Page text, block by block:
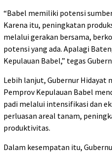
“Babel memiliki potensi
Karena itu, peningkatan
melalui gerakan bersama,
potensi yang ada. Apalagi
Kepulauan Babel,” tegas
Lebih lanjut, Gubernur Hidayat
Pemprov Kepulauan Babel
padi melalui intensifikasi dan
perluasan areal tanam,
produktivitas.
Dalam kesempatan itu,